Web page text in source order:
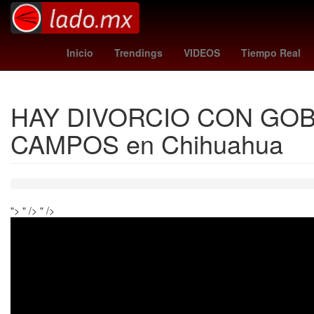
Inicio Trendings VIDEOS Tiempo Real
cubs - blue jays Agresión LeBron
HAY DIVORCIO CON
CAMPOS en Chihuahua
"> " /> " />